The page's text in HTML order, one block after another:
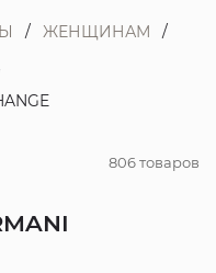
ЖЕНЩИНАМ
806 товаров